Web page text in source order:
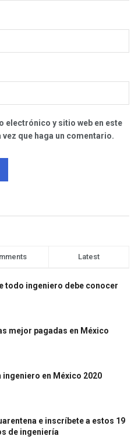
electrónico y sitio web en este
que haga un comentario.
Latest
todo ingeniero debe conocer
mejor pagadas en México
ingeniero en México 2020
e inscríbete a estos 19
de ingeniería